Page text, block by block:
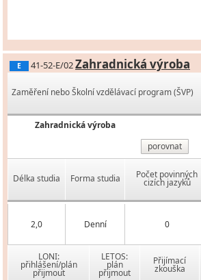
E 41-52-E/02Zahradnická výroba
Zaměření nebo Školní vzdělávací program (ŠVP)
Zahradnická výroba
porovnat
Délka studia Forma studia Počet povinných
cizích jazyků
2,0 Denní 0
LONI:
přihlášení/plán
přijmout
LETOS:
plán
přijmout
Přijímací
zkouška